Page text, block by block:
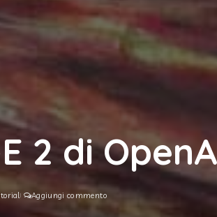
2 di
Aggiungi commento